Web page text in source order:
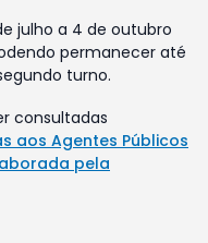
julho a 4 de outubro
permanecer até
turno.
consultadas
aos Agentes Públicos
pela